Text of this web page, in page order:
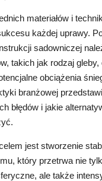
materiałów i
każdej uprawy.
sadowniczej
takich jak rodzaj gleby,
obciążenia
branżowej
błędów i jakie
jest stworzenie
który przetrwa nie
ale także